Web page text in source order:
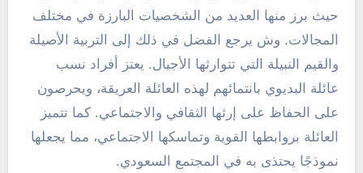
حيث برز منها العديد من الشخصيات البارزة في مختلف
المجالات. وش يرجع الفضل في ذلك إلى التربية الأصيلة
والقيم النبيلة التي تتوارثها الأجيال. يعتز أفراد نسب
عائلة البديوي بانتمائهم لهذه العائلة العريقة، ويحرصون
على الحفاظ على إرثها الثقافي والاجتماعي. كما تتميز
العائلة بروابطها القوية وتماسكها الاجتماعي، مما يجعلها
نموذجًا يحتذى به في المجتمع السعودي.